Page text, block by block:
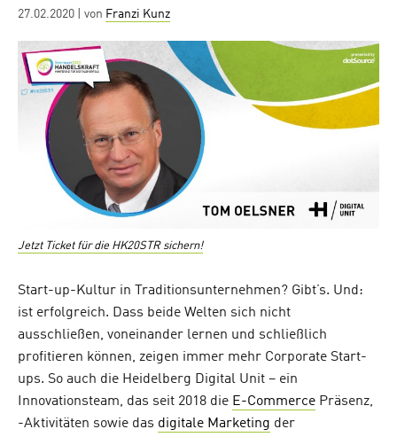
Posted
27.02.2020 | von Franzi Kunz
Jetzt Ticket für die HK20STR sichern!
Start-up-Kultur in Traditionsunternehmen? Gibt’s. Und:
ist erfolgreich. Dass beide Welten sich nicht
ausschließen, voneinander lernen und schließlich
profitieren können, zeigen immer mehr Corporate Start-
ups. So auch die Heidelberg Digital Unit – ein
Innovationsteam, das seit 2018 die E-Commerce Präsenz,
-Aktivitäten sowie das digitale Marketing der